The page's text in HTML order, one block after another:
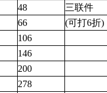
48 三联件
66 (可打6折)
106
146
200
278